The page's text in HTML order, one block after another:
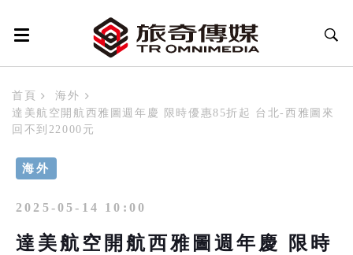
首頁
海外
達美航空開航西雅圖週年慶 限時優惠85折起 台北-西雅圖來
回不到22000元
海外
2025-05-14 10:00
達美航空開航西雅圖週年慶 限時